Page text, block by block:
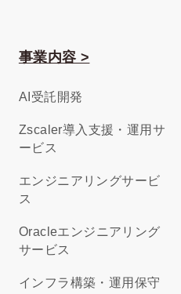
事業内容 >
AI受託開発
Zscaler導入支援・運用サ
ービス
エンジニアリングサービ
ス
Oracleエンジニアリング
サービス
インフラ構築・運用保守